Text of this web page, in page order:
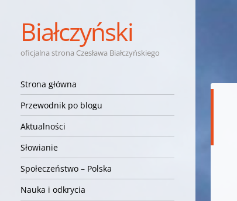
Białczyński
oficjalna strona Czesława Białczyńskiego
Nawigacja
Przejdź do treści
Strona główna
Przewodnik po blogu
Aktualności
Słowianie
Społeczeństwo – Polska
Nauka i odkrycia